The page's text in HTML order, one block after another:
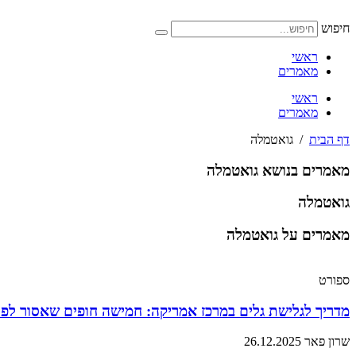
לתוכן
חיפוש
ראשי
מאמרים
ראשי
מאמרים
דף הבית / גואטמלה
מאמרים בנושא גואטמלה
גואטמלה
מאמרים על גואטמלה
ספורט
מדריך לגלישת גלים במרכז אמריקה: חמישה חופים שאסור
שרון פאר 26.12.2025